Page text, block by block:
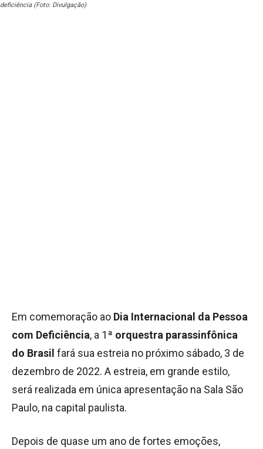
deficiência (Foto: Divulgação)
Em comemoração ao Dia Internacional da Pessoa
com Deficiência, a 1ª orquestra parassinfônica
do Brasil fará sua estreia no próximo sábado, 3 de
dezembro de 2022. A estreia, em grande estilo,
será realizada em única apresentação na Sala São
Paulo, na capital paulista.
Depois de quase um ano de fortes emoções,